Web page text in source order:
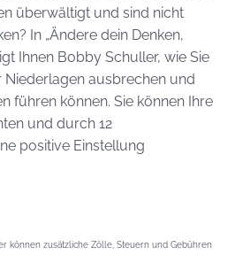
überwältigt und sind nicht
In „Ändere dein Denken,
Ihnen Bobby Schuller, wie Sie
ausbrechen und
führen können. Sie können Ihre
und durch 12
positive Einstellung
können zusätzliche Zölle, Steuern und Gebühren